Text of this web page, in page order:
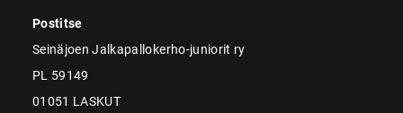
Postitse
Seinäjoen Jalkapallokerho-juniorit ry
PL 59149
01051 LASKUT